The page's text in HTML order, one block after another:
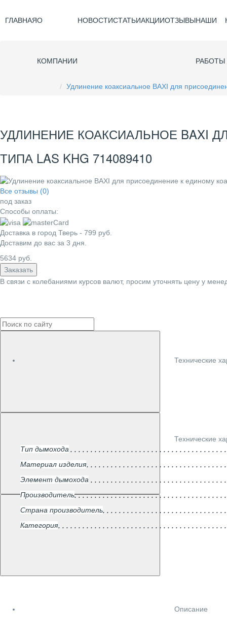
ГЛАВНАЯО
КОМПАНИИ
НОВОСТИСТАТЬИАКЦИИОТЗЫВЫНАШИ
РАБОТЫ
Удлинение коаксиальное BAXI для
УДЛИНЕНИЕ КОАКСИАЛЬНОЕ BAXI
ТИПА LAS KHG 714089410
Все отзывы (0)
под заказ
Способы оплаты:
Доставка в город Тверь - 799 руб.
Доставим до вас за 3 дня.
5634 руб.
Заказать
В связи с колебаниями курсов валют, просим уточнять цену у
Технические
Технические
Тип дымохода
Материал изделия
Элемент дымохода
Производитель
Страна производитель
Категория
Описание